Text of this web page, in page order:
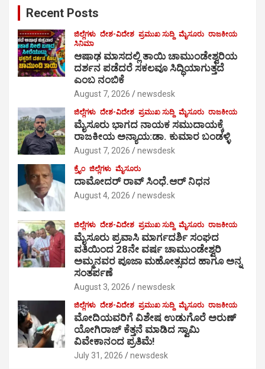
Recent Posts
ಜಿಲ್ಲೆಗಳು ದೇಶ-ವಿದೇಶ ಪ್ರಮುಖ ಸುದ್ದಿ ಮೈಸೂರು ರಾಜಕೀಯ
ಸಿನಿಮಾ
ಆಷಾಢ ಮಾಸದಲ್ಲಿ ತಾಯಿ ಚಾಮುಂಡೇಶ್ವರಿಯ
ದರ್ಶನ ಪಡೆದರೆ ಸಕಲವೂ ಸಿದ್ಧಿಯಾಗುತ್ತದೆ
ಎಂಬ ನಂಬಿಕೆ
August 7, 2026 newsdesk
ಜಿಲ್ಲೆಗಳು ದೇಶ-ವಿದೇಶ ಪ್ರಮುಖ ಸುದ್ದಿ ಮೈಸೂರು ರಾಜಕೀಯ
ಮೈಸೂರು ಭಾಗದ ನಾಯಕ ಸಮುದಾಯಕ್ಕೆ
ರಾಜಕೀಯ ಅನ್ಯಾಯ:ಡಾ. ಕುಮಾರ ಬಂಡಳ್ಳಿ
August 7, 2026 newsdesk
ಕ್ರೈಂ ಜಿಲ್ಲೆಗಳು ಮೈಸೂರು
ದಾಮೋದರ್ ರಾವ್ ಸಿಂಧೆ.ಆರ್ ನಿಧನ
August 4, 2026 newsdesk
ಜಿಲ್ಲೆಗಳು ದೇಶ-ವಿದೇಶ ಪ್ರಮುಖ ಸುದ್ದಿ ಮೈಸೂರು ರಾಜಕೀಯ
ಮೈಸೂರು ಪ್ರವಾಸಿ ಮಾರ್ಗದರ್ಶಿ ಸಂಘದ
ವತಿಯಿಂದ 28ನೇ ವರ್ಷ ಚಾಮುಂಡೇಶ್ವರಿ
ಅಮ್ಮನವರ ಪೂಜಾ ಮಹೋತ್ಸವದ ಹಾಗೂ ಅನ್ನ
ಸಂತರ್ಪಣೆ
August 3, 2026 newsdesk
ಜಿಲ್ಲೆಗಳು ದೇಶ-ವಿದೇಶ ಪ್ರಮುಖ ಸುದ್ದಿ ಮೈಸೂರು ರಾಜಕೀಯ
ಮೋದಿಯವರಿಗೆ ವಿಶೇಷ ಉಡುಗೊರೆ ಅರುಣ್
ಯೋಗಿರಾಜ್ ಕೆತ್ತನೆ ಮಾಡಿದ ಸ್ವಾಮಿ
ವಿವೇಕಾನಂದ ಪ್ರತಿಮೆ!
July 31, 2026 newsdesk